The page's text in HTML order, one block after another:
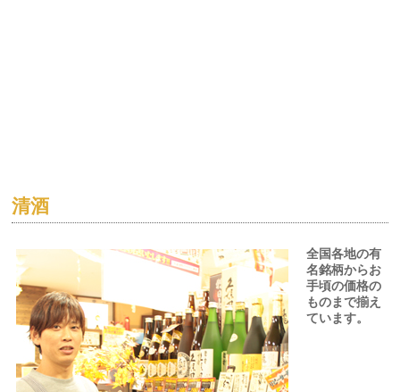
清酒
全国各地の有
名銘柄からお
手頃の価格の
ものまで揃え
ています。